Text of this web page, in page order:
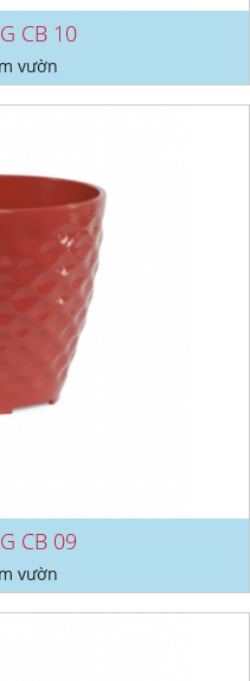
CB 10
vườn
CB 09
vườn